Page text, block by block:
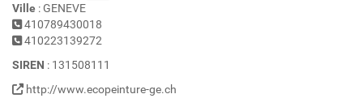
Ville : GENEVE
410789430018
410223139272
SIREN : 131508111
http://www.ecopeinture-ge.ch